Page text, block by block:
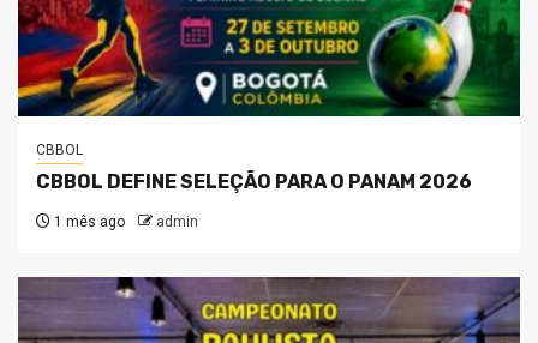
CBBOL
CBBOL DEFINE SELEÇÃO PARA O PANAM 2026
1 mês ago admin